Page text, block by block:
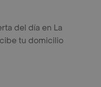
del día en La
tu domicilio